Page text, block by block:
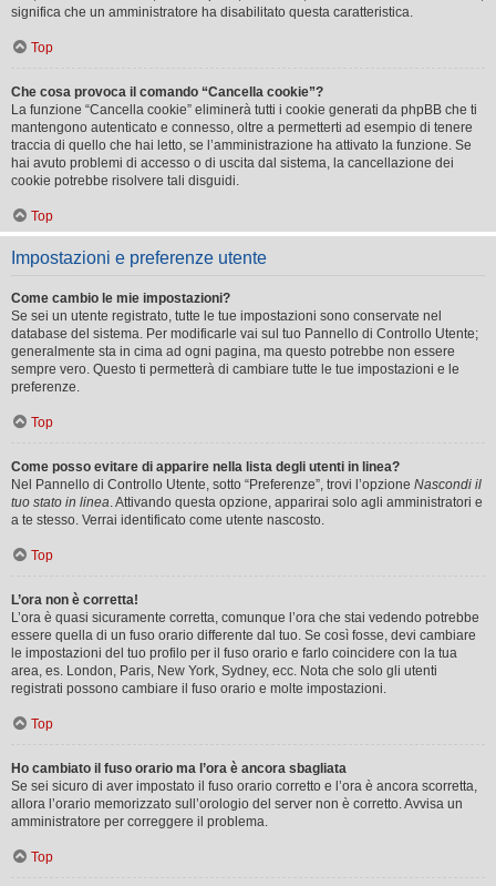
significa che un amministratore ha disabilitato questa caratteristica.
Top
Che cosa provoca il comando “Cancella cookie”?
La funzione “Cancella cookie” eliminerà tutti i cookie generati da phpBB che ti
mantengono autenticato e connesso, oltre a permetterti ad esempio di tenere
traccia di quello che hai letto, se l’amministrazione ha attivato la funzione. Se
hai avuto problemi di accesso o di uscita dal sistema, la cancellazione dei
cookie potrebbe risolvere tali disguidi.
Top
Impostazioni e preferenze utente
Come cambio le mie impostazioni?
Se sei un utente registrato, tutte le tue impostazioni sono conservate nel
database del sistema. Per modificarle vai sul tuo Pannello di Controllo Utente;
generalmente sta in cima ad ogni pagina, ma questo potrebbe non essere
sempre vero. Questo ti permetterà di cambiare tutte le tue impostazioni e le
preferenze.
Top
Come posso evitare di apparire nella lista degli utenti in linea?
Nel Pannello di Controllo Utente, sotto “Preferenze”, trovi l’opzione Nascondi il
tuo stato in linea. Attivando questa opzione, apparirai solo agli amministratori e
a te stesso. Verrai identificato come utente nascosto.
Top
L’ora non è corretta!
L’ora è quasi sicuramente corretta, comunque l’ora che stai vedendo potrebbe
essere quella di un fuso orario differente dal tuo. Se così fosse, devi cambiare
le impostazioni del tuo profilo per il fuso orario e farlo coincidere con la tua
area, es. London, Paris, New York, Sydney, ecc. Nota che solo gli utenti
registrati possono cambiare il fuso orario e molte impostazioni.
Top
Ho cambiato il fuso orario ma l’ora è ancora sbagliata
Se sei sicuro di aver impostato il fuso orario corretto e l’ora è ancora scorretta,
allora l’orario memorizzato sull’orologio del server non è corretto. Avvisa un
amministratore per correggere il problema.
Top